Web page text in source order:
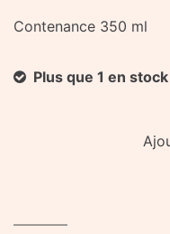
Contenance 350 ml
Plus que 1 en stock